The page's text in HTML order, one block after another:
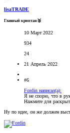
lisaTRADE
Главный криптан🥈
10 Март 2022
934
24
21 Апрель 2022
#6
Fordin написал(а):
Я не спорю, что в
Нажмите для
Ну по идее, он же должен